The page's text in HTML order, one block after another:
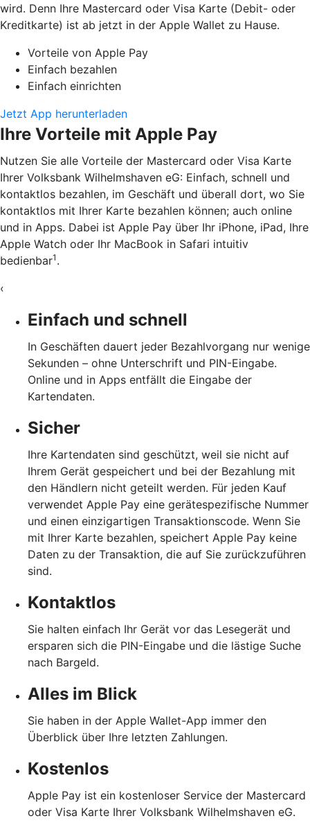
wird. Denn Ihre Mastercard oder Visa Karte (Debit- oder
Kreditkarte) ist ab jetzt in der Apple Wallet zu Hause.
Vorteile von Apple Pay
Einfach bezahlen
Einfach einrichten
Jetzt App herunterladen
Ihre Vorteile mit Apple Pay
Nutzen Sie alle Vorteile der Mastercard oder Visa Karte
Ihrer Volksbank Wilhelmshaven eG: Einfach, schnell und
kontaktlos bezahlen, im Geschäft und überall dort, wo Sie
kontaktlos mit Ihrer Karte bezahlen können; auch online
und in Apps. Dabei ist Apple Pay über Ihr iPhone, iPad, Ihre
Apple Watch oder Ihr MacBook in Safari intuitiv
bedienbar1 .
‹
Einfach und schnell
In Geschäften dauert jeder Bezahlvorgang nur wenige
Sekunden – ohne Unterschrift und PIN-Eingabe.
Online und in Apps entfällt die Eingabe der
Kartendaten.
Sicher
Ihre Kartendaten sind geschützt, weil sie nicht auf
Ihrem Gerät gespeichert und bei der Bezahlung mit
den Händlern nicht geteilt werden. Für jeden Kauf
verwendet Apple Pay eine gerätespezifische Nummer
und einen einzigartigen Transaktionscode. Wenn Sie
mit Ihrer Karte bezahlen, speichert Apple Pay keine
Daten zu der Transaktion, die auf Sie zurückzuführen
sind.
Kontaktlos
Sie halten einfach Ihr Gerät vor das Lesegerät und
ersparen sich die PIN-Eingabe und die lästige Suche
nach Bargeld.
Alles im Blick
Sie haben in der Apple Wallet-App immer den
Überblick über Ihre letzten Zahlungen.
Kostenlos
Apple Pay ist ein kostenloser Service der Mastercard
oder Visa Karte Ihrer Volksbank Wilhelmshaven eG.